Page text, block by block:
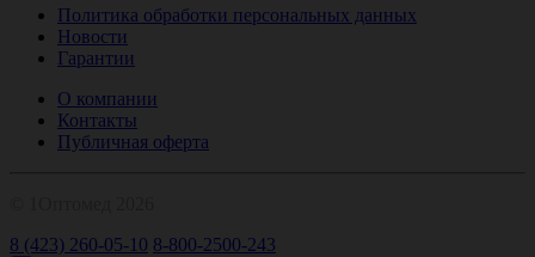
Политика обработки персональных данных
Новости
Гарантии
О компании
Контакты
Публичная оферта
8 (423) 260-05-10 8-800-2500-243